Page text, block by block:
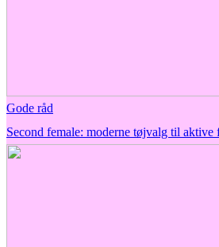
Gode råd
Second female: moderne tøjvalg til aktive